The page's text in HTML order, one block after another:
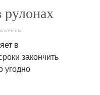
рулонах
в
закончить
угодно